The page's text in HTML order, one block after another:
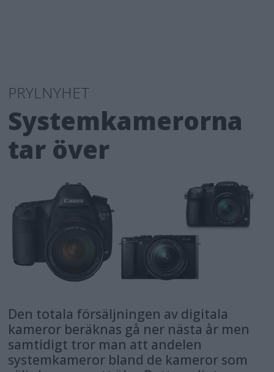
PRYLNYHET
Systemkamerorna
tar över
Den totala försäljningen av digitala
kameror beräknas gå ner nästa år men
samtidigt tror man att andelen
systemkameror bland de kameror som